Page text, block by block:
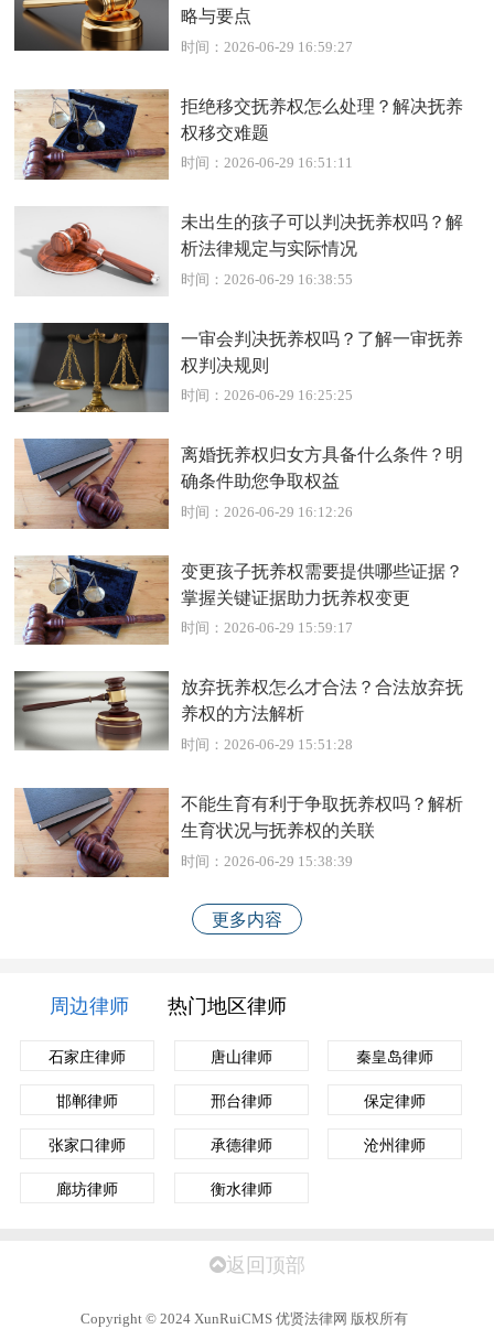
略与要点
时间：2026-06-29 16:59:27
拒绝移交抚养权怎么处理？解决抚养
权移交难题
时间：2026-06-29 16:51:11
未出生的孩子可以判决抚养权吗？解
析法律规定与实际情况
时间：2026-06-29 16:38:55
一审会判决抚养权吗？了解一审抚养
权判决规则
时间：2026-06-29 16:25:25
离婚抚养权归女方具备什么条件？明
确条件助您争取权益
时间：2026-06-29 16:12:26
变更孩子抚养权需要提供哪些证据？
掌握关键证据助力抚养权变更
时间：2026-06-29 15:59:17
放弃抚养权怎么才合法？合法放弃抚
养权的方法解析
时间：2026-06-29 15:51:28
不能生育有利于争取抚养权吗？解析
生育状况与抚养权的关联
时间：2026-06-29 15:38:39
更多内容
周边律师 热门地区律师
石家庄律师 唐山律师 秦皇岛律师
邯郸律师 邢台律师 保定律师
张家口律师 承德律师 沧州律师
廊坊律师 衡水律师
返回顶部
Copyright ©2024 XunRuiCMS 优贤法律网 版权所有